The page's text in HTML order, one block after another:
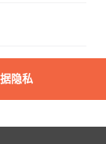
隐私